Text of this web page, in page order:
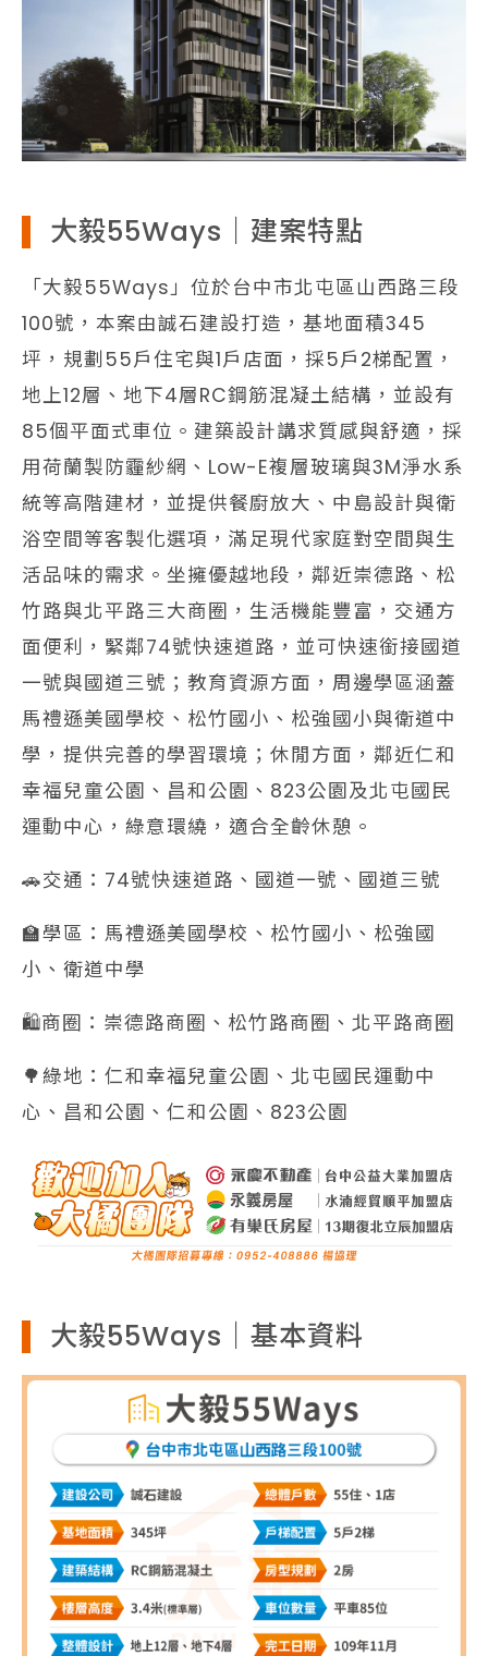
大毅55Ways｜建案特點
「大毅55Ways」位於台中市北屯區山西路三段
100號，本案由誠石建設打造，基地面積345
坪，規劃55戶住宅與1戶店面，採5戶2梯配置，
地上12層、地下4層RC鋼筋混凝土結構，並設有
85個平面式車位。建築設計講求質感與舒適，採
用荷蘭製防霾紗網、Low-E複層玻璃與3M淨水系
統等高階建材，並提供餐廚放大、中島設計與衛
浴空間等客製化選項，滿足現代家庭對空間與生
活品味的需求。坐擁優越地段，鄰近崇德路、松
竹路與北平路三大商圈，生活機能豐富，交通方
面便利，緊鄰74號快速道路，並可快速銜接國道
一號與國道三號；教育資源方面，周邊學區涵蓋
馬禮遜美國學校、松竹國小、松強國小與衛道中
學，提供完善的學習環境；休閒方面，鄰近仁和
幸福兒童公園、昌和公園、823公園及北屯國民
運動中心，綠意環繞，適合全齡休憩。
🚗交通：74號快速道路、國道一號、國道三號
🏫學區：馬禮遜美國學校、松竹國小、松強國
小、衛道中學
🛍️商圈：崇德路商圈、松竹路商圈、北平路商圈
🌳綠地：仁和幸福兒童公園、北屯國民運動中
心、昌和公園、仁和公園、823公園
大毅55Ways｜基本資料